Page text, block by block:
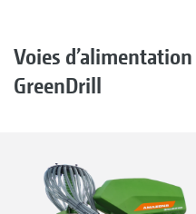
Voies
GreenDrill